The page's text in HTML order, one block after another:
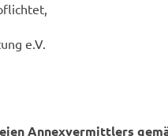
e.V.
Annexvermittlers